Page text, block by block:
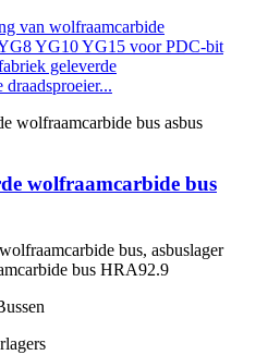
geleverde
wolfraamcarbide bus
bus, asbuslager
bus HRA92.9